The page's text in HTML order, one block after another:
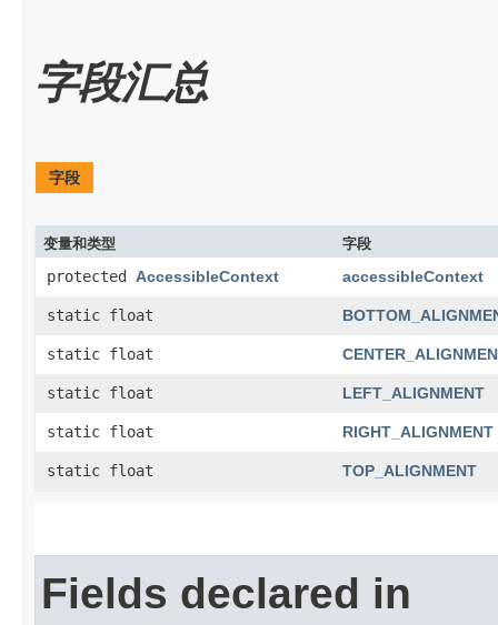
字段汇总
字段
变量和类型 字段
protected AccessibleContext accessibleContext
static float
static float
static float LEFT_ALIGNMENT
static float RIGHT_ALIGNMENT
static float TOP_ALIGNMENT
Fields declared in